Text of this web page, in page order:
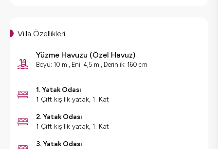
Villa Özellikleri
Yüzme Havuzu (Özel Havuz)
Boyu: 10 m , Eni: 4,5 m , Derinlik: 160 cm
1. Yatak Odası
1 Çift kişilik yatak, 1. Kat
2. Yatak Odası
1 Çift kişilik yatak, 1. Kat
3. Yatak Odası